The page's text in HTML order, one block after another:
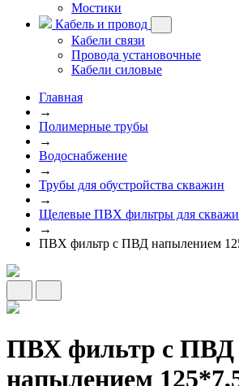
Мостики
Кабель и провод
Кабели связи
Провода установочные
Кабели силовые
Главная
→
Полимерные трубы
→
Водоснабжение
→
Трубы для обустройства скважин
→
Щелевые ПВХ фильтры для
→
ПВХ фильтр с ПВД напылением
ПВХ фильтр с ПВД
напылением